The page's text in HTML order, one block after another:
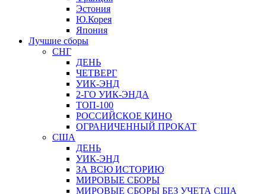
Эстония
Ю.Корея
Япония
Лучшие сборы
СНГ
ДЕНЬ
ЧЕТВЕРГ
УИК-ЭНД
2-ГО УИК-ЭНДА
ТОП-100
РОССИЙСКОЕ КИНО
ОГРАНИЧЕННЫЙ ПРОКАТ
США
ДЕНЬ
УИК-ЭНД
ЗА ВСЮ ИСТОРИЮ
МИРОВЫЕ СБОРЫ
МИРОВЫЕ СБОРЫ БЕЗ УЧЕТА США